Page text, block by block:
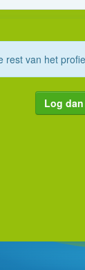
rest van het
Log